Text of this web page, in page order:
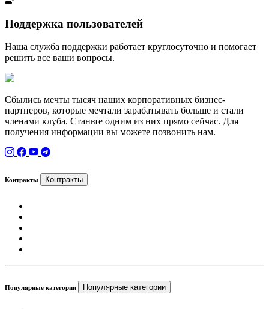
Поддержка пользователей
Наша служба поддержки работает круглосуточно и помогает
решить все ваши вопросы.
Сбылись мечты тысяч наших корпоративных бизнес-
партнеров, которые мечтали зарабатывать больше и стали
членами клуба. Станьте одним из них прямо сейчас. Для
получения информации вы можете позвонить нам.
Контракты Контракты
Популярные категории Популярные категории